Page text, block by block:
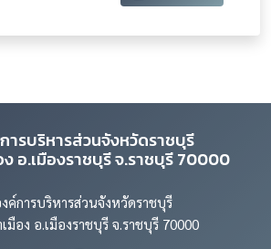
ารบริหารส่วนจังหวัดราชบุรี
อ.เมืองราชบุรี จ.ราชบุรี 70000
ค์การบริหารส่วนจังหวัดราชบุรี
มือง อ.เมืองราชบุรี จ.ราชบุรี 70000